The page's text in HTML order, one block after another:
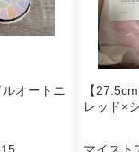
オートニ
【
レッド×